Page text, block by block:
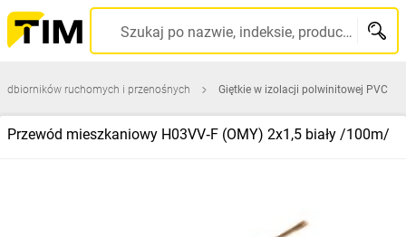
Szukaj po nazwie, indeksie, producencie, kodzie kreskowym...
ruchomych i przenośnych Giętkie w izolacji polwinitowej PVC
Przewód mieszkaniowy H03VV‑F (OMY) 2x1,5 biały /100m/